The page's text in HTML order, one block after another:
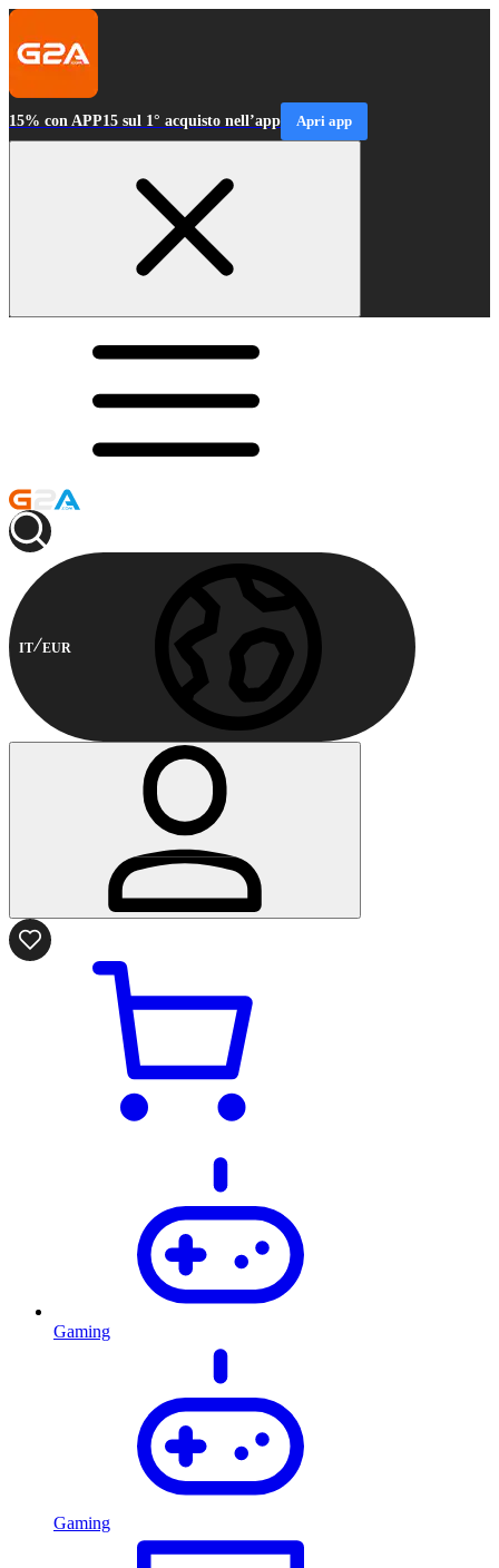
15% con APP15 sul 1° acquisto nell’app Apri app
IT EUR
Gaming
Gaming